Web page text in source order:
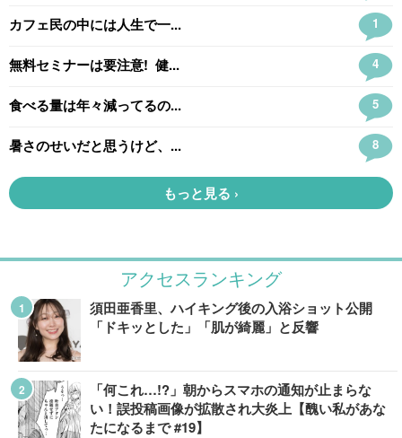
アクセスランキング
須田亜香里、ハイキング後の入浴ショット公開
「ドキッとした」「肌が綺麗」と反響
「何これ…!?」朝からスマホの通知が止まらな
い！誤投稿画像が拡散され大炎上【醜い私があな
たになるまで #19】